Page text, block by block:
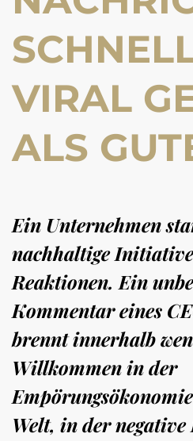
VIRAL
ALS
Ein Unternehmen
nachhaltige
Reaktionen. Ein
Kommentar eines
brennt innerhalb
Willkommen in der
Welt, in der